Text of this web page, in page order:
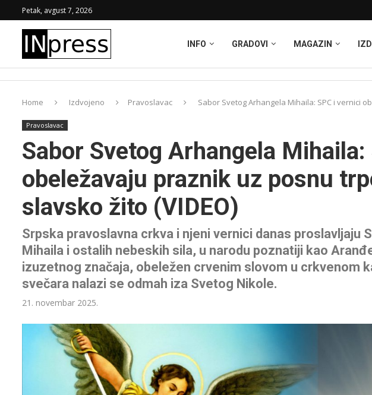
Petak, avgust 7, 2026
INFO GRADOVI MAGAZIN
Home Izdvojeno Pravoslavac Sabor Svetog Arhangela Mihaila: SPC i vernici
Pravoslavac
Sabor Svetog Arhangela
obeležavaju praznik uz posnu
slavsko žito (VIDEO)
Srpska pravoslavna crkva i njeni vernici danas proslavljaju
Mihaila i ostalih nebeskih sila, u narodu poznatiji kao
izuzetnog značaja, obeležen crvenim slovom u crkvenom
svečara nalazi se odmah iza Svetog Nikole.
21. novembar 2025.